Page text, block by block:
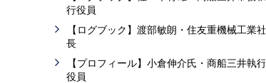
行役員
【ログブック】渡部敏朗・住友重機械工業社
長
【プロフィール】小倉伸介氏・商船三井執行
役員